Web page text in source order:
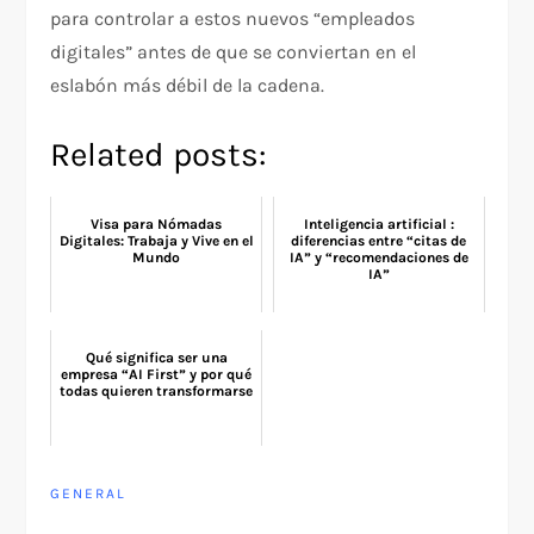
para controlar a estos nuevos “empleados
digitales” antes de que se conviertan en el
eslabón más débil de la cadena.
Related posts:
Visa para Nómadas
Digitales: Trabaja y Vive en el
Mundo
Inteligencia artificial :
diferencias entre “citas de
IA” y “recomendaciones de
IA”
Qué significa ser una
empresa “AI First” y por qué
todas quieren transformarse
GENERAL